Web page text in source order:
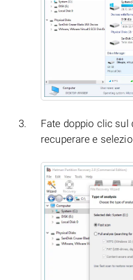
Fate doppio clic sul
recuperare e